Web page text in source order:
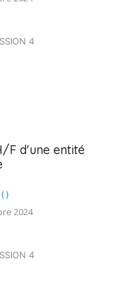
4
F d'une entité
)
2024
4